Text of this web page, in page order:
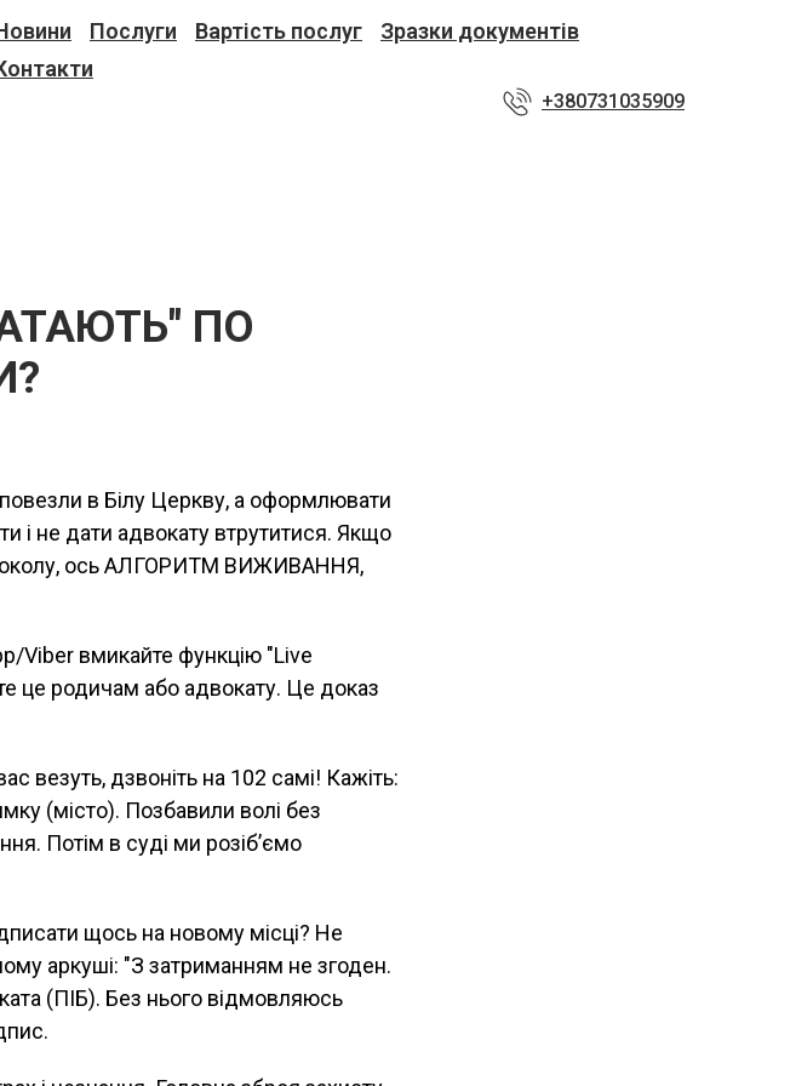
Послуги Вартість послуг
Зразки документів
+380731035909
ПО
в Білу Церкву, а оформлювати
і не дати адвокату втрутитися. Якщо
ось АЛГОРИТМ ВИЖИВАННЯ,
Viber вмикайте функцію "Live
це родичам або адвокату. Це доказ
везуть, дзвоніть на 102 самі! Кажіть:
(місто). Позбавили волі без
Потім в суді ми розіб’ємо
щось на новому місці? Не
аркуші: "З затриманням не згоден.
(ПІБ). Без нього відмовляюсь